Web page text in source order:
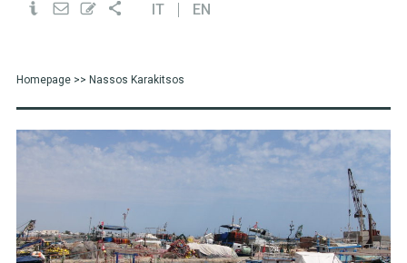
IT EN
Homepage>> Nassos Karakitsos